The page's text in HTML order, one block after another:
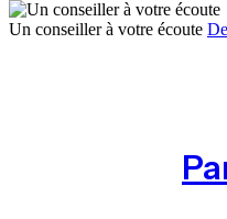
Un conseiller à votre écoute